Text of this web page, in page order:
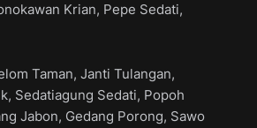
Krian, Pepe Sedati,
Taman, Janti Tulangan,
Sedatiagung Sedati, Popoh
Jabon, Gedang Porong, Sawo